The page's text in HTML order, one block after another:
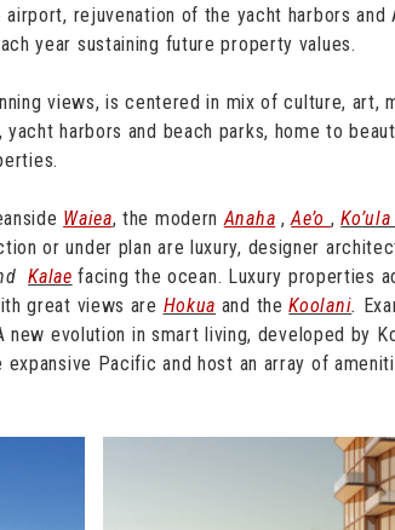
rejuvenation of the yacht harbors and
year sustaining future property values.
views, is centered in mix of culture, art,
harbors and beach parks, home to
Waiea, the modernAnaha ,Ae’o ,
or under plan are luxury, designer
Kalae facing the ocean. Luxury properties
great views are Hokua and theKoolani.
evolution in smart living, developed by
Pacific and host an array of